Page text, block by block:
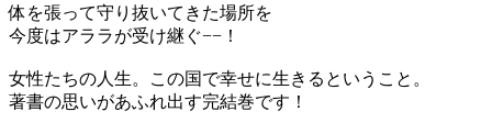
体を張って守り抜いてきた場所を
今度はアララが受け継ぐ−−！
女性たちの人生。この国で幸せに生きるということ。
著書の思いがあふれ出す完結巻です！